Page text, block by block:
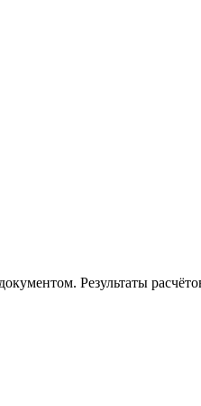
Результаты